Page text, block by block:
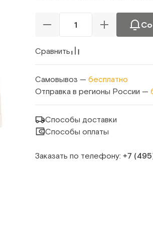
Сравнить
Самовывоз — бесплатно
Отправка в регионы России —
Способы доставки
Способы оплаты
Заказать по телефону: +7